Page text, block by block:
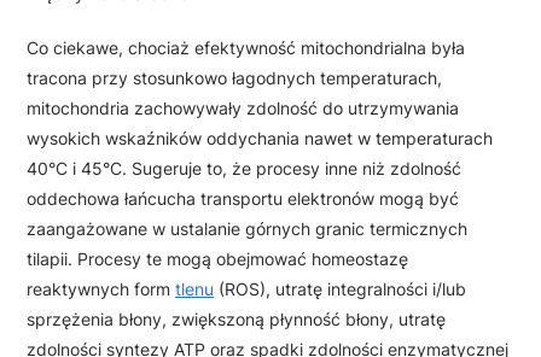
Co ciekawe, chociaż efektywność mitochondrialna była
tracona przy stosunkowo łagodnych temperaturach,
mitochondria zachowywały zdolność do utrzymywania
wysokich wskaźników oddychania nawet w temperaturach
40°C i 45°C. Sugeruje to, że procesy inne niż zdolność
oddechowa łańcucha transportu elektronów mogą być
zaangażowane w ustalanie górnych granic termicznych
tilapii. Procesy te mogą obejmować homeostazę
reaktywnych form tlenu (ROS), utratę integralności i/lub
sprzężenia błony, zwiększoną płynność błony, utratę
zdolności syntezy ATP oraz spadki zdolności enzymatycznej